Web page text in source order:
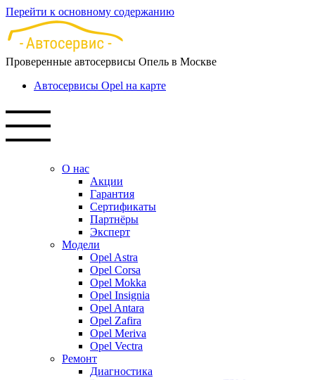
Перейти к основному содержанию
Проверенные автосервисы Опель в Москве
Автосервисы Opel на карте
О нас
Акции
Гарантия
Сертификаты
Партнёры
Эксперт
Модели
Opel Astra
Opel Corsa
Opel Mokka
Opel Insignia
Opel Antara
Opel Zafira
Opel Meriva
Opel Vectra
Ремонт
Диагностика